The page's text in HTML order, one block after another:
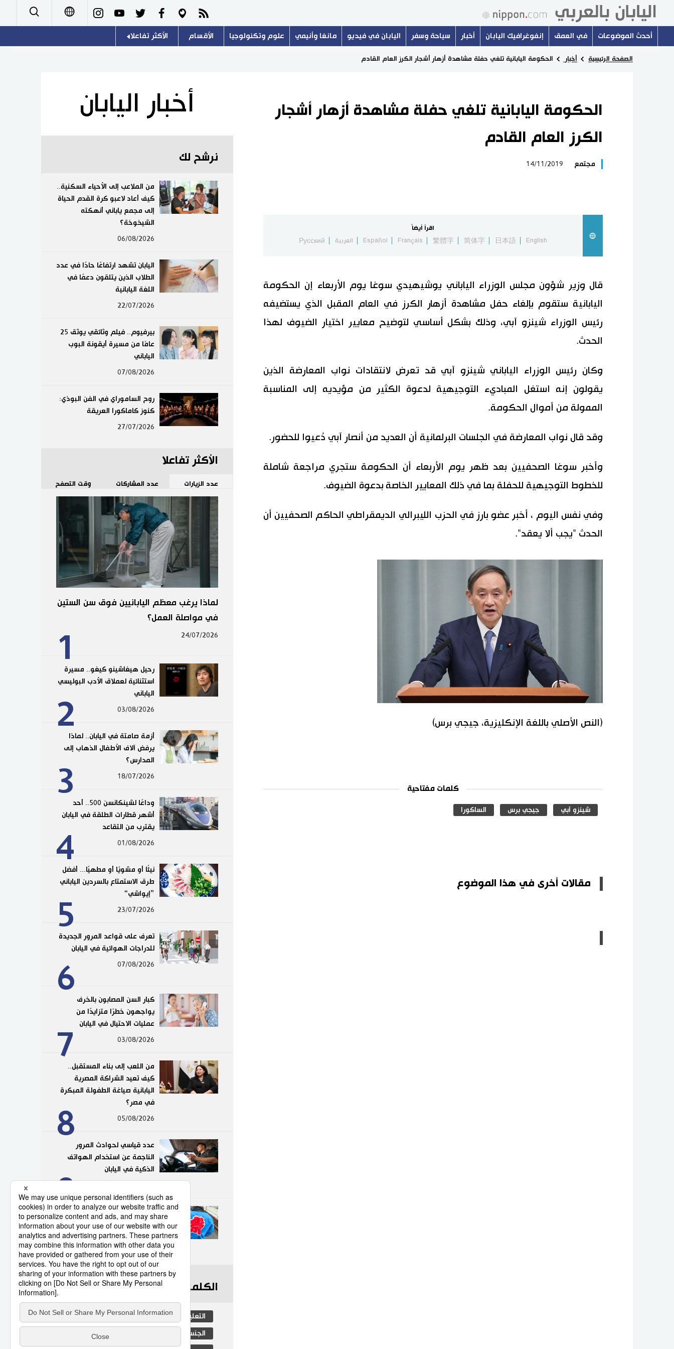
Русский
أحدث الموضوعات في العمق إنفوغرافيك اليابان أخبار سياحة وسفر اليابان في فيديو مانغا وأنيمي علوم وتكنولوجيا الأقسام
تجارب وآراء
سياسة
اقتصاد
مجتمع
ثقافة
طوكيو
إعلان
الأكثر تفاعلا
هو وهي
المطبخ الياباني
الصفحة الرئيسية أخبار الحكومة اليابانية تلغي حفلة مشاهدة أزهار أشجار الكرز العام القادم
الحكومة اليابانية تلغي حفلة مشاهدة أزهار أشجار
الكرز العام القادم
مجتمع 14/11/2019
اقرأ أيضاً
English
日本語
简体字
繁體字
Français
Español العربية Русский
قال وزير شؤون مجلس الوزراء الياباني يوشيهيدي سوغا يوم الأربعاء إن الحكومة
اليابانية ستقوم بإلغاء حفل مشاهدة أزهار الكرز في العام المقبل الذي يستضيفه
رئيس الوزراء شينزو آبي، وذلك بشكل أساسي لتوضيح معايير اختيار الضيوف لهذا
الحدث.
وكان رئيس الوزراء الياباني شينزو آبي قد تعرض لانتقادات نواب المعارضة الذين
يقولون إنه استغل المباديء التوجيهية لدعوة الكثير من مؤيديه إلى المناسبة
الممولة من أموال الحكومة.
وقد قال نواب المعارضة في الجلسات البرلمانية أن العديد من أنصار آبي دُعيوا للحضور.
وأخبر سوغا الصحفيين بعد ظهر يوم الأربعاء أن الحكومة ستجري مراجعة شاملة
للخطوط التوجيهية للحفلة بما في ذلك المعايير الخاصة بدعوة الضيوف.
وفي نفس اليوم ، أخبر عضو بارز في الحزب الليبرالي الديمقراطي الحاكم الصحفيين أن
الحدث "يجب ألا يعقد".
(النص الأصلي باللغة الإنكليزية، جيجي برس)
كلمات مفتاحية
شينزو آبي جيجي برس الساكورا
مقالات أخرى في هذا الموضوع
أخبار اليابان
نرشح لك
من الملاعب إلى الأحياء السكنية..
كيف أعاد لاعبو كرة القدم الحياة
إلى مجمع ياباني أنهكته
الشيخوخة؟
06/08/2026
اليابان تشهد ارتفاعًا حادًا في عدد
الطلاب الذين يتلقون دعمًا في
اللغة اليابانية
22/07/2026
بيرفيوم.. فيلم وثائقي يوثق 25
عامًا من مسيرة أيقونة البوب
الياباني
07/08/2026
روح الساموراي في الفن البوذي:
كنوز كاماكورا العريقة
27/07/2026
الأكثر تفاعلا
عدد الزيارات عدد المشاركات وقت التصفح
1
لماذا يرغب معظم اليابانيين فوق سن الستين
في مواصلة العمل؟
24/07/2026
2
رحيل هيغاشينو كيغو.. مسيرة
استثنائية لعملاق الأدب البوليسي
الياباني
03/08/2026
3
أزمة صامتة في اليابان.. لماذا
يرفض آلاف الأطفال الذهاب إلى
المدارس؟
18/07/2026
4
وداعًا لشينكانسن 500.. أحد
أشهر قطارات الطلقة في اليابان
يقترب من التقاعد
01/08/2026
5
نيئًا أو مشويًا أو مطهيًا... أفضل
طرق الاستمتاع بالسردين الياباني
”إيواشي“
23/07/2026
6
تعرف على قواعد المرور الجديدة
للدراجات الهوائية في اليابان
07/08/2026
7
كبار السن المصابون بالخرف
يواجهون خطرًا متزايدًا من
عمليات الاحتيال في اليابان
03/08/2026
8
من اللعب إلى بناء المستقبل..
كيف تعيد الشراكة المصرية
اليابانية صياغة الطفولة المبكرة
في مصر؟
05/08/2026
9
عدد قياسي لحوادث المرور
الناجمة عن استخدام الهواتف
الذكية في اليابان
10
”هابي“.. السترة التقليدية التي
تضفي روحًا خاصة على
المهرجانات اليابانية
05/08/2026
الكلمات الأكثر بحثا
التعليم الياباني مجتمع طوكيو
الجنس